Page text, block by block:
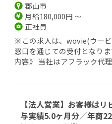
郡山市
月給180,000円 ～
正社員
※この求人は、wovie(ウー
窓口を通じての受付となり
内容》 当社はアフラック代
【法人営業】お客様は
与実績5.0ヶ月分／年商